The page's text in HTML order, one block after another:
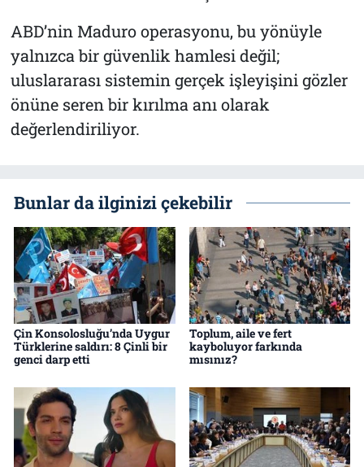
ABD’nin Maduro operasyonu, bu yönüyle
yalnızca bir güvenlik hamlesi değil;
uluslararası sistemin gerçek işleyişini gözler
önüne seren bir kırılma anı olarak
değerlendiriliyor.
Bunlar da ilginizi çekebilir
Çin Konsolosluğu’nda Uygur
Türklerine saldırı: 8 Çinli bir
genci darp etti
Toplum, aile ve fert
kayboluyor farkında
mısınız?